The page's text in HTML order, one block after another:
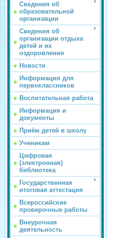
Сведения об
образовательной
организации
Сведения об
организации отдыха
детей и их
оздоровления
Новости
Информация для
первоклассников
Воспитательная работа
Информация и
документы
Приём детей в школу
Ученикам
Цифровая
(электронная)
библиотека
Государственная
итоговая аттестация
Всероссийские
проверочные работы
Внеурочная
деятельность